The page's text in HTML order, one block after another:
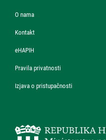
O nama
Kontakt
eHAPIH
Pravila privatnosti
Izjava o pristupačnosti